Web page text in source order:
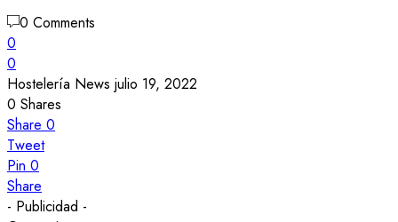
0 Comments
0
0
Hostelería News julio 19, 2022
0 Shares
Share 0
Tweet
Pin 0
Share
- Publicidad -